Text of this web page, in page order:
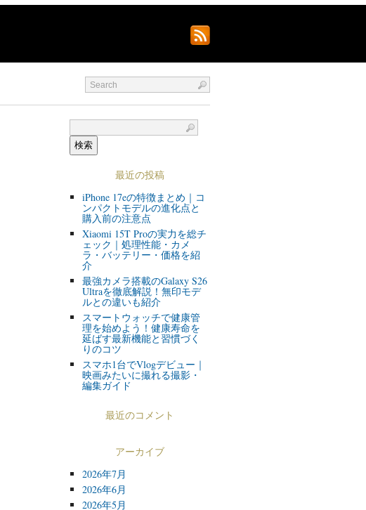
最近の投稿
iPhone 17eの特徴まとめ｜コ
ンパクトモデルの進化点と
購入前の注意点
Xiaomi 15T Proの実力を総チ
ェック｜処理性能・カメ
ラ・バッテリー・価格を紹
介
最強カメラ搭載のGalaxy S26
Ultraを徹底解説！無印モデ
ルとの違いも紹介
スマートウォッチで健康管
理を始めよう！健康寿命を
延ばす最新機能と習慣づく
りのコツ
スマホ1台でVlogデビュー｜
映画みたいに撮れる撮影・
編集ガイド
最近のコメント
アーカイブ
2026年7月
2026年6月
2026年5月